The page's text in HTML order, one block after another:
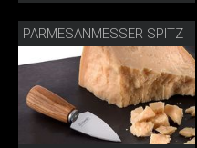
PARMESANMESSER SPITZ